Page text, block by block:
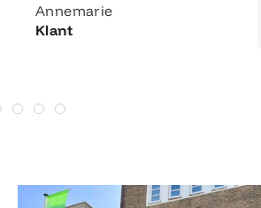
Annemarie
Klant